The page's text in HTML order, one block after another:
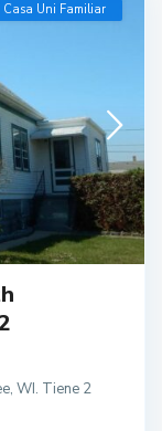
Casa Uni Familiar
WI. Tiene 2